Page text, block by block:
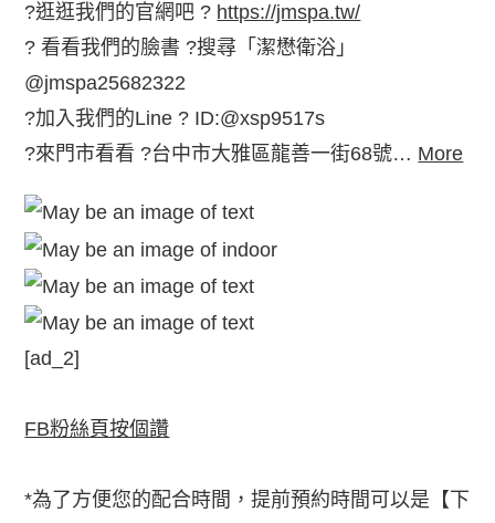
?逛逛我們的官網吧 ? https://jmspa.tw/
? 看看我們的臉書 ?搜尋「潔懋衛浴」
@jmspa25682322
?加入我們的Line ? ID:@xsp9517s
?來門市看看 ?台中市大雅區龍善一街68號… More
[ad_2]
FB粉絲頁按個讚
*為了方便您的配合時間，提前預約時間可以是【下